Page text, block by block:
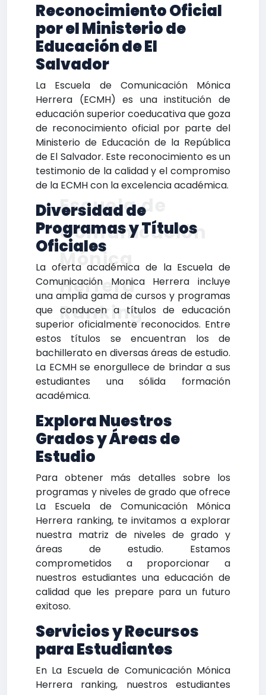
Reconocimiento Oficial
por el Ministerio de
Educación de El
Salvador
La Escuela de Comunicación Mónica
Herrera (ECMH) es una institución de
educación superior coeducativa que goza
de reconocimiento oficial por parte del
Ministerio de Educación de la República
de El Salvador. Este reconocimiento es un
testimonio de la calidad y el compromiso
de la ECMH con la excelencia académica.
Diversidad de
Programas y Títulos
Oficiales
La oferta académica de la Escuela de
Comunicación Monica Herrera incluye
una amplia gama de cursos y programas
que conducen a títulos de educación
superior oficialmente reconocidos. Entre
estos títulos se encuentran los de
bachillerato en diversas áreas de estudio.
La ECMH se enorgullece de brindar a sus
estudiantes una sólida formación
académica.
Explora Nuestros
Grados y Áreas de
Estudio
Para obtener más detalles sobre los
programas y niveles de grado que ofrece
La Escuela de Comunicación Mónica
Herrera ranking, te invitamos a explorar
nuestra matriz de niveles de grado y
áreas de estudio. Estamos
comprometidos a proporcionar a
nuestros estudiantes una educación de
calidad que les prepare para un futuro
exitoso.
Servicios y Recursos
para Estudiantes
En La Escuela de Comunicación Mónica
Herrera ranking, nuestros estudiantes
Escuela de
Comunicación
Mónica
Herrera
Ranking